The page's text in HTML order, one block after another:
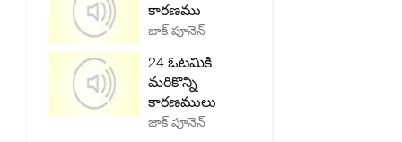
కారణము
జాక్ పూనెన్
24 ఓటమికి
మరికొన్ని
కారణములు
జాక్ పూనెన్